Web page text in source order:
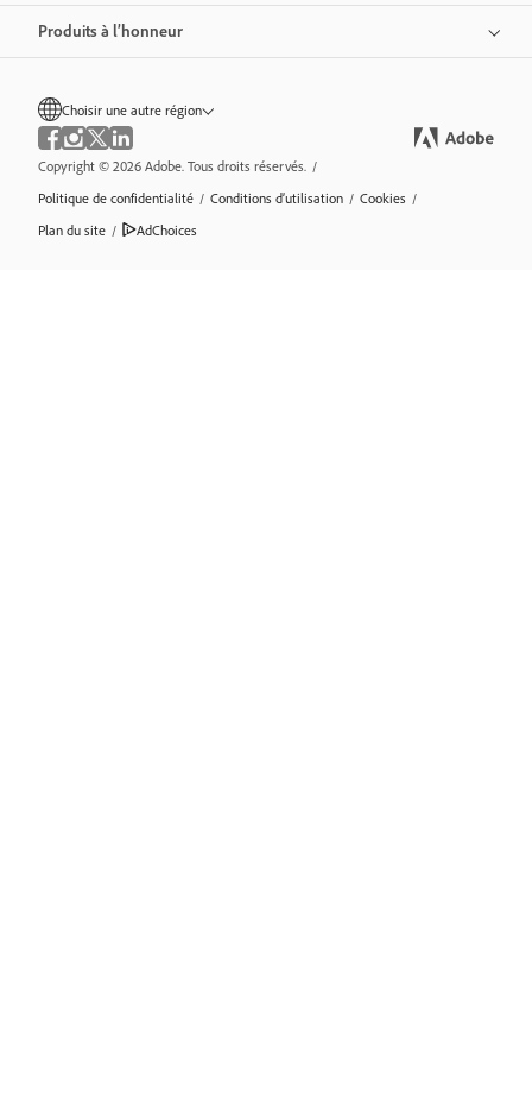
Produits à l’honneur
Choisir une autre région
Copyright © 2026 Adobe. Tous droits réservés. /
Politique de confidentialité / Conditions d’utilisation / Cookies /
Plan du site / AdChoices